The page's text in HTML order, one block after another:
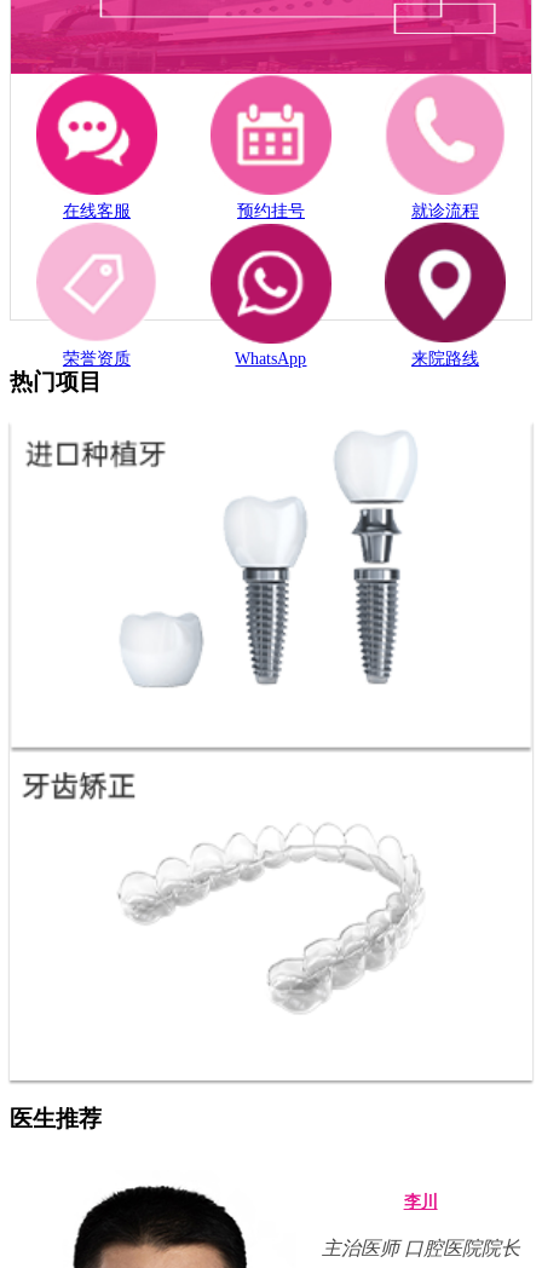
在线客服 预约挂号 就诊流程
荣誉资质 WhatsApp 来院路线
热门项目
医生推荐
李川
主治医师 口腔医院院长